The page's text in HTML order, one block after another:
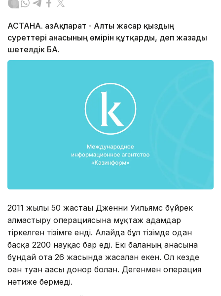
АСТАНА. ҚазАқпарат - Алты жаcар қыздың
суреттері анасының өмірін құтқарды, деп жазады
шетелдік БАҚ.
2011 жылы 50 жастағы Дженни Уильямс бүйрек
алмастыру операциясына мұқтаж адамдар
тіркелген тізімге енді. Алайда бұл тізімде одан
басқа 2200 науқас бар еді. Екі баланың анасына
бұндай ота 26 жасында жасалған екен. Ол кезде
оған туған ағасы донор болған. Дегенмен операция
нәтиже бермеді.